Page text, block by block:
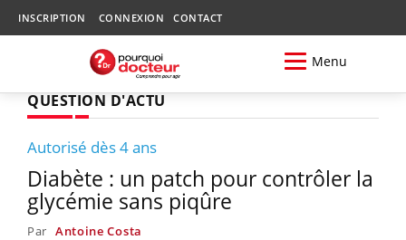
INSCRIPTION CONNEXION CONTACT
Menu
QUESTION D'ACTU
Autorisé dès 4 ans
Diabète : un patch pour contrôler la
glycémie sans piqûre
Par Antoine Costa